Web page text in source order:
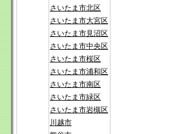
さいたま市北区
さいたま市大宮区
さいたま市見沼区
さいたま市中央区
さいたま市桜区
さいたま市浦和区
さいたま市南区
さいたま市緑区
さいたま市岩槻区
川越市